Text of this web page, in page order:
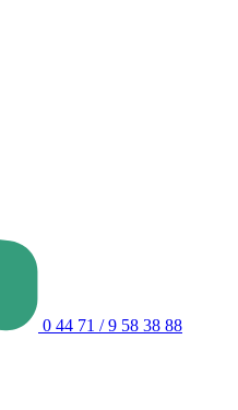
0 44 71 / 9 58 38 88